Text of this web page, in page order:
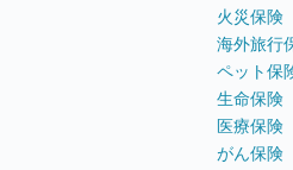
火災保険
海外旅行
ペット保
生命保険
医療保険
がん保険